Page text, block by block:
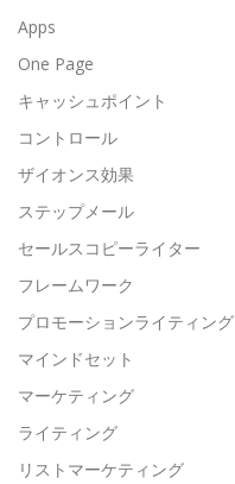
Apps
One Page
キャッシュポイント
コントロール
ザイオンス効果
ステップメール
セールスコピーライター
フレームワーク
プロモーションライティング
マインドセット
マーケティング
ライティング
リストマーケティング